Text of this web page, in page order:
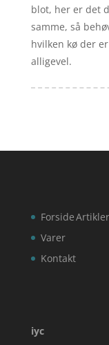
blot, her er det
samme, så
hvilken kø der
alligevel.
Forside
Varer
Kontakt
Artikler
iyc